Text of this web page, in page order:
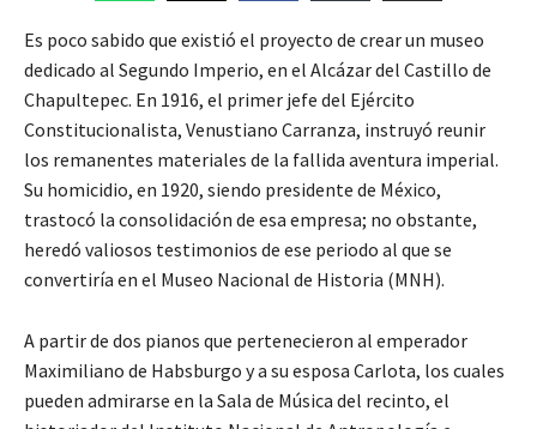
Es poco sabido que existió el proyecto de crear un museo
dedicado al Segundo Imperio, en el Alcázar del Castillo de
Chapultepec. En 1916, el primer jefe del Ejército
Constitucionalista, Venustiano Carranza, instruyó reunir
los remanentes materiales de la fallida aventura imperial.
Su homicidio, en 1920, siendo presidente de México,
trastocó la consolidación de esa empresa; no obstante,
heredó valiosos testimonios de ese periodo al que se
convertiría en el Museo Nacional de Historia (MNH).
A partir de dos pianos que pertenecieron al emperador
Maximiliano de Habsburgo y a su esposa Carlota, los cuales
pueden admirarse en la Sala de Música del recinto, el